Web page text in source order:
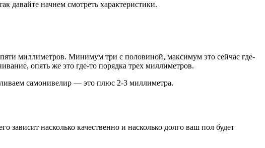
начнем смотреть характеристики.
миллиметров. Минимум три с половиной, максимум это сейчас где-
опять же это где-то порядка трех миллиметров.
самонивелир — это плюс 2-3 миллиметра.
насколько качественно и насколько долго ваш пол будет